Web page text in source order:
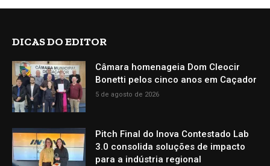
DICAS DO EDITOR
Câmara homenageia Dom Cleocir
Bonetti pelos cinco anos em Caçador
5 de agosto de 2026
Pitch Final do Inova Contestado Lab
3.0 consolida soluções de impacto
para a indústria regional